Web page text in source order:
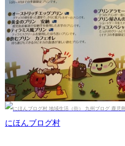
にほんブログ村